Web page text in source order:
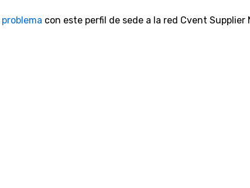
con este perfil de sede a la red Cvent Supplier